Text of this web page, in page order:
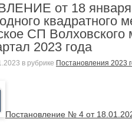
от 18 января
СП Волховского
2023 года
в рубрике Постановления 2023
Постановление № 4 от